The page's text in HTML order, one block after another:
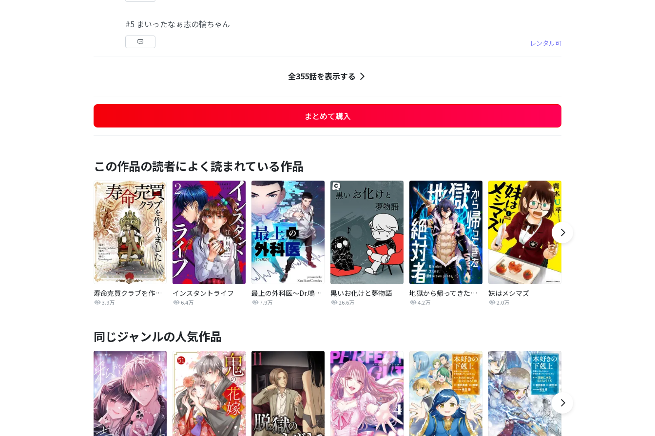
#5 まいったなぁ志の輪ちゃん
レンタル可
全355話を表示する
まとめて購入
この作品の読者によく読まれている作品
寿命売買クラブを作りました【タテヨミ】
3.9万
インスタントライフ
6.4万
最上の外科医～Dr.鳴宮～【タテヨミ】
7.9万
黒いお化けと夢物語
26.6万
地獄から帰ってきた絶対者【タテヨミ】
4.2万
妹はメシマズ
2.0万
同じジャンルの人気作品